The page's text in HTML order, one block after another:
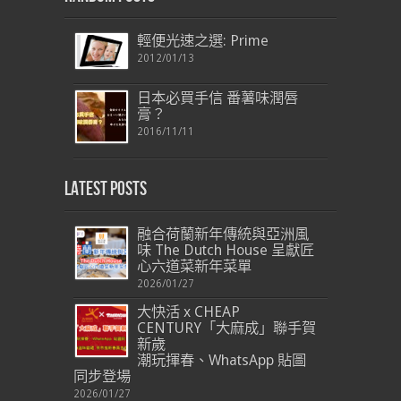
輕便光速之選: Prime
2012/01/13
日本必買手信 番薯味潤唇
膏？
2016/11/11
Latest Posts
融合荷蘭新年傳統與亞洲風
味 The Dutch House 呈獻匠
心六道菜新年菜單
2026/01/27
大快活 x CHEAP
CENTURY「大麻成」聯手賀
新歲
潮玩揮春、WhatsApp 貼圖
同步登場
2026/01/27